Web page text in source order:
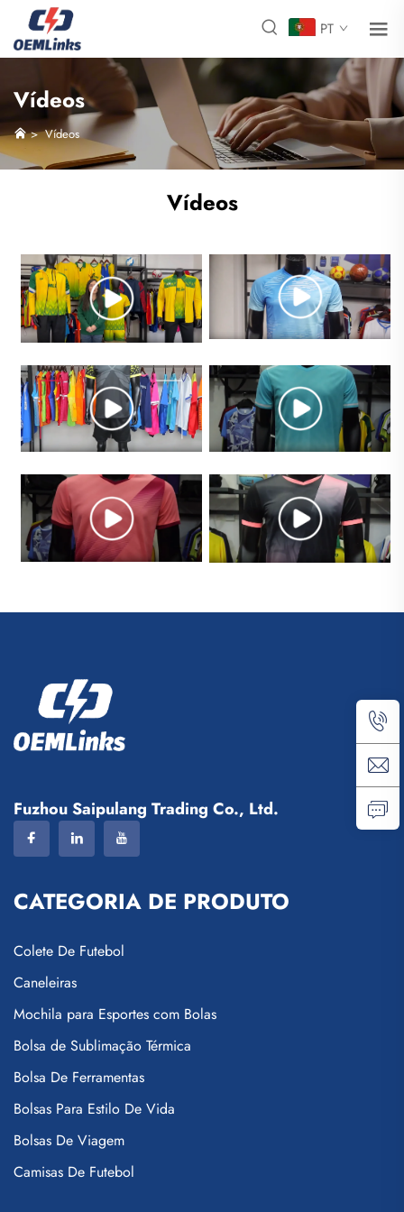
PT
Vídeos
>Vídeos
Vídeos
Fuzhou Saipulang Trading Co., Ltd.
CATEGORIA DE PRODUTO
Colete De Futebol
Caneleiras
Mochila para Esportes com Bolas
Bolsa de Sublimação Térmica
Bolsa De Ferramentas
Bolsas Para Estilo De Vida
Bolsas De Viagem
Camisas De Futebol